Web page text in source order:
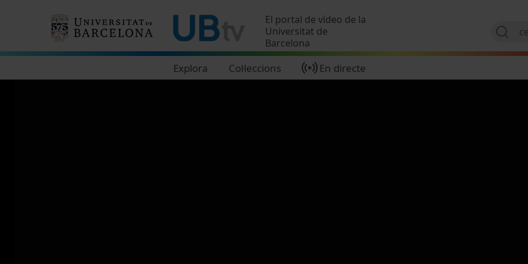
El portal de vídeo de la
Universitat de
Barcelona
Explora Col·leccions En directe